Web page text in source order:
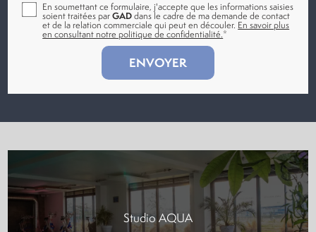
En soumettant ce formulaire, j'accepte que les informations saisies
soient traitées parGADdans le cadre de ma demande de contact
et de la relation commerciale qui peut en découler. En savoir plus
en consultant notre politique de confidentialité.*
Studio AQUA